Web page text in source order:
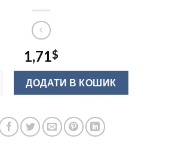
1,71$
Ручка меблева латунь (SL) кількість
ДОДАТИ В КОШИК